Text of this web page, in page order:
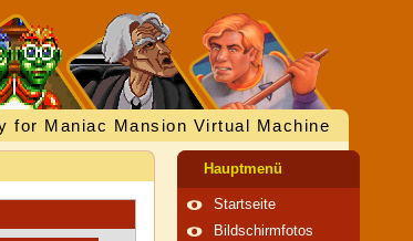
for Maniac Mansion Virtual Machine
Hauptmenü
Startseite
Bildschirmfotos